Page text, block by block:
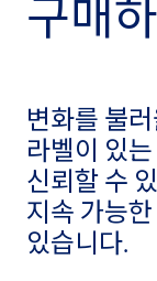
구매하
변화를 불
라벨이 있는
신뢰할 수
지속 가능
있습니다.